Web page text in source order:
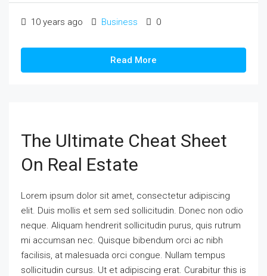
10 years ago Business 0
Read More
The Ultimate Cheat Sheet
On Real Estate
Lorem ipsum dolor sit amet, consectetur adipiscing
elit. Duis mollis et sem sed sollicitudin. Donec non odio
neque. Aliquam hendrerit sollicitudin purus, quis rutrum
mi accumsan nec. Quisque bibendum orci ac nibh
facilisis, at malesuada orci congue. Nullam tempus
sollicitudin cursus. Ut et adipiscing erat. Curabitur this is